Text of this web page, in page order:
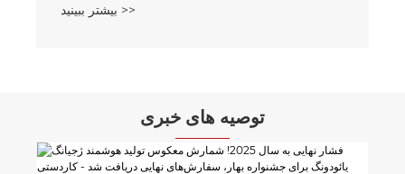
بیشتر ببینید >>
توصیه های خبری